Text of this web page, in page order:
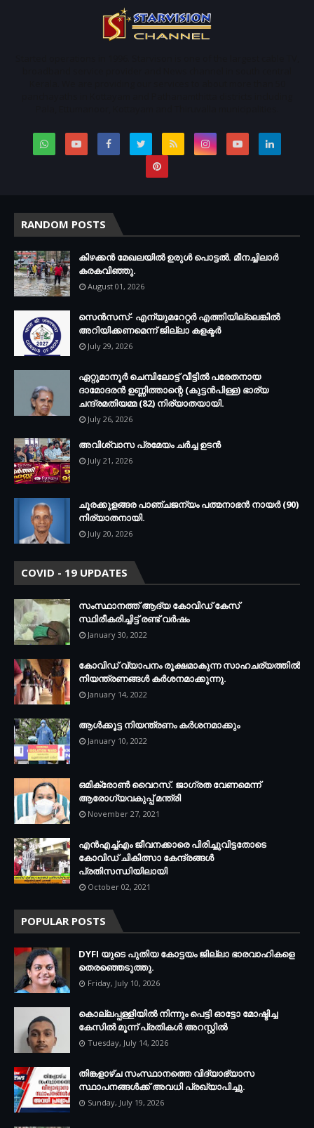
RANDOM POSTS
കിഴക്കന്‍ മേഖലയില്‍ ഉരുള്‍ പൊട്ടല്‍. മീനച്ചിലാര്‍
കരകവിഞ്ഞു.
August 01, 2026
സെന്‍സസ്- എന്യുമറേറ്റര്‍ എത്തിയില്ലെങ്കില്‍
അറിയിക്കണമെന്ന് ജില്ലാ കളക്ടര്‍
July 29, 2026
ഏറ്റുമാനൂര്‍ ചെമ്പിലോട്ട് വീട്ടില്‍ പരേതനായ
ദാമോദരന്‍ ഉണ്ണിത്താന്റെ (കുട്ടന്‍പിള്ള) ഭാര്യ
ചന്ദ്രമതിയമ്മ (82) നിര്യാതയായി.
July 26, 2026
അവിശ്വാസ പ്രമേയം ചര്‍ച്ച ഉടന്‍
July 21, 2026
ചൂരക്കുളങ്ങര പാഞ്ചജന്യം പത്മനാഭന്‍ നായര്‍ (90)
നിര്യാതനായി.
July 20, 2026
COVID - 19 UPDATES
സംസ്ഥാനത്ത് ആദ്യ കോവിഡ് കേസ്
സ്ഥിരീകരിച്ചിട്ട് രണ്ട് വര്‍ഷം
January 30, 2022
കോവിഡ് വ്യാപനം രൂക്ഷമാകുന്ന സാഹചര്യത്തില്‍
നിയന്ത്രണങ്ങള്‍ കര്‍ശനമാക്കുന്നു.
January 14, 2022
ആള്‍ക്കൂട്ട നിയന്ത്രണം കര്‍ശനമാക്കും
January 10, 2022
ഒമിക്രോണ്‍ വൈറസ്. ജാഗ്രത വേണമെന്ന്
ആരോഗ്യവകുപ്പ് മന്ത്രി
November 27, 2021
എന്‍എച്ച്എം ജീവനക്കാരെ പിരിച്ചുവിട്ടതോടെ
കോവിഡ് ചികിത്സാ കേന്ദ്രങ്ങള്‍
പ്രതിസന്ധിയിലായി
October 02, 2021
POPULAR POSTS
DYFI യുടെ പുതിയ കോട്ടയം ജില്ലാ ഭാരവാഹികളെ
തെരഞ്ഞെടുത്തു.
Friday, July 10, 2026
കൊല്ലപ്പള്ളിയില്‍ നിന്നും പെട്ടി ഓട്ടോ മോഷ്ടിച്ച
കേസില്‍ മൂന്ന് പ്രതികള്‍ അറസ്റ്റില്‍
Tuesday, July 14, 2026
തിങ്കളാഴ്ച സംസ്ഥാനത്തെ വിദ്യാഭ്യാസ
സ്ഥാപനങ്ങള്‍ക്ക് അവധി പ്രഖ്യാപിച്ചു.
Sunday, July 19, 2026